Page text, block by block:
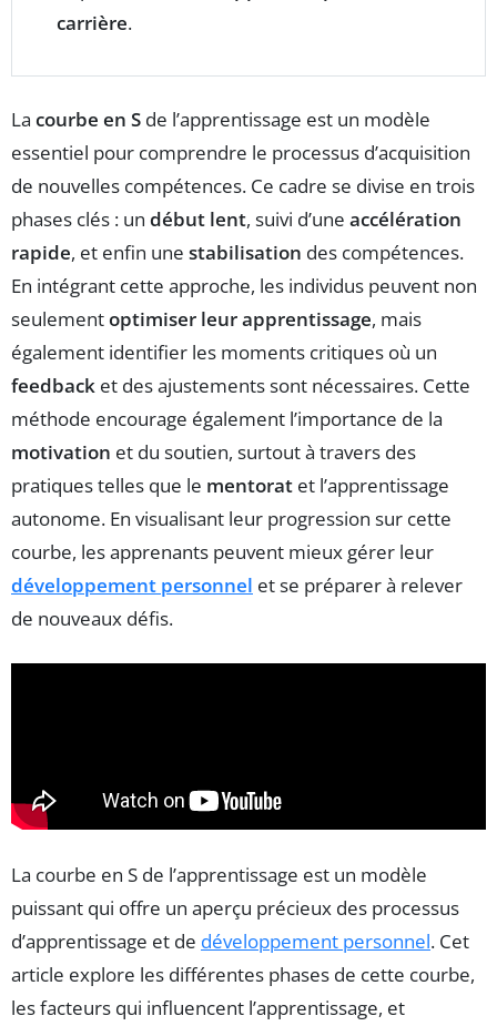
carrière.
La courbe en S de l’apprentissage est un modèle
essentiel pour comprendre le processus d’acquisition
de nouvelles compétences. Ce cadre se divise en trois
phases clés : un début lent, suivi d’une accélération
rapide, et enfin une stabilisation des compétences.
En intégrant cette approche, les individus peuvent non
seulementoptimiser leur apprentissage, mais
également identifier les moments critiques où un
feedback et des ajustements sont nécessaires. Cette
méthode encourage également l’importance de la
motivation et du soutien, surtout à travers des
pratiques telles que le mentorat et l’apprentissage
autonome. En visualisant leur progression sur cette
courbe, les apprenants peuvent mieux gérer leur
développement personnel et se préparer à relever
de nouveaux défis.
La courbe en S de l’apprentissage est un modèle
puissant qui offre un aperçu précieux des processus
d’apprentissage et de développement personnel. Cet
article explore les différentes phases de cette courbe,
les facteurs qui influencent l’apprentissage, et